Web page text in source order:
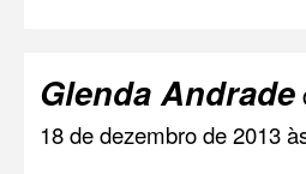
Glenda Andrade
18 de dezembro de 2013